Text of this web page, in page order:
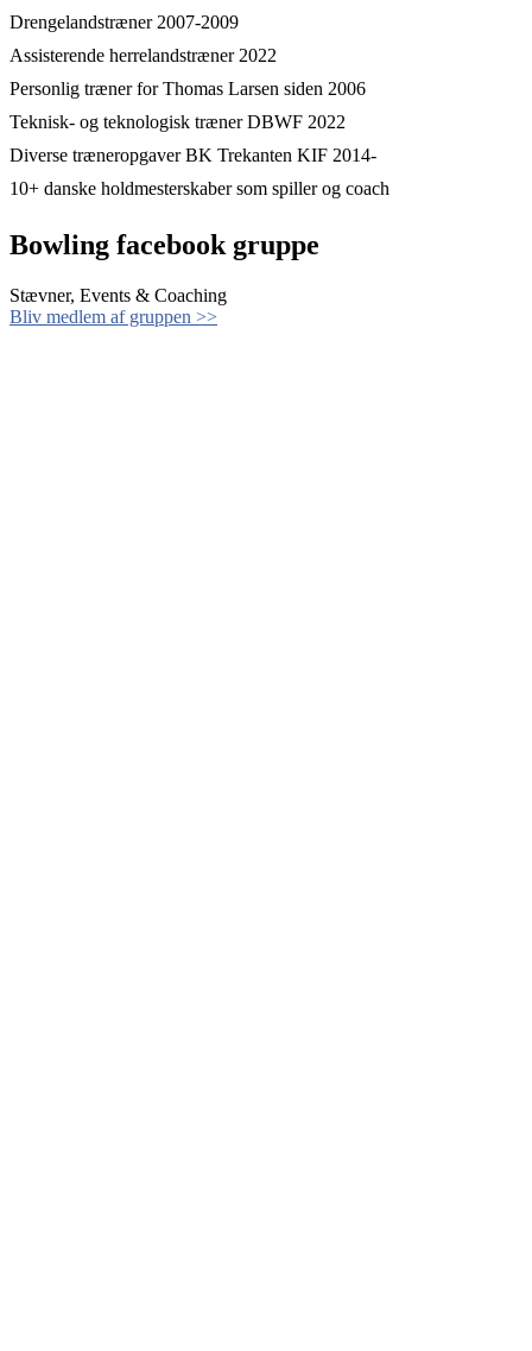
Drengelandstræner 2007-2009
Assisterende herrelandstræner 2022
Personlig træner for Thomas Larsen siden 2006
Teknisk- og teknologisk træner DBWF 2022
Diverse træneropgaver BK Trekanten KIF 2014-
10+ danske holdmesterskaber som spiller og coach
Bowling facebook gruppe
Stævner, Events & Coaching
Bliv medlem af gruppen >>